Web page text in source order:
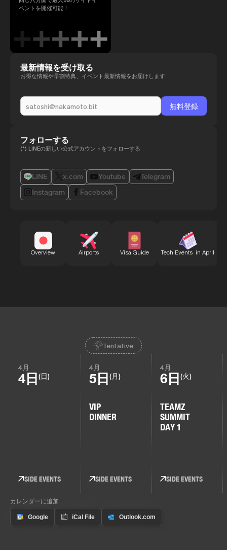
ベントを開催可能！
最新情報を受け取る
お得な情報や早割特典、イベント最新情報をお届けします
フォローする
(*) LINEの新しい公式アカウントをフォローする
LINE x.com Youtube
Telegram
Instagram
Facebook
Overview Airports Visa Guide Tech Events in April
Tentative
4月
4日 (日)
SIDE EVENTS
4月
5日 (月)
VIP
DINNER
SIDE EVENTS
4月
6日 (火)
TEAMZ
SUMMIT
DAY 1
SIDE EVENTS
カレンダーに追加